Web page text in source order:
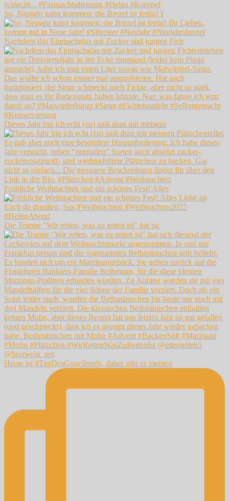
So, Neujahr kann kommen: die Brezel ist fertig! I
Nachdem das Einmachglas mit Zucker und jungen Fich
Dieses Jahr bin ich echt (zu) spät dran mit meinem
Fröhliche Weihnachten und ein schönes Fest! Alles
Die Truppe "Wir retten, was zu retten ist" hat sic
Heute ist #TagDesGugelhupfs, daher gibt es meinen